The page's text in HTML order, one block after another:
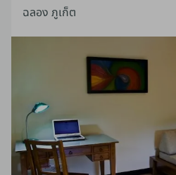
ฉลอง ภูเก็ต